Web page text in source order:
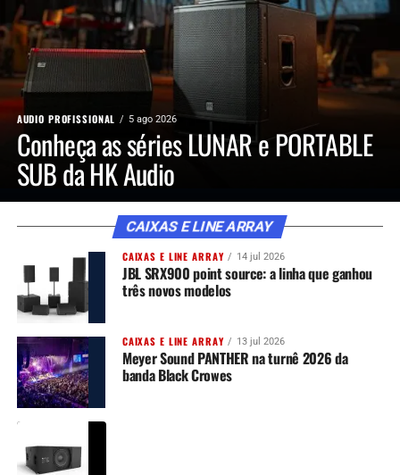
AUDIO PROFISSIONAL 5 ago 2026
Conheça as séries LUNAR e PORTABLE
SUB da HK Audio
CAIXAS E LINE ARRAY
CAIXAS E LINE ARRAY 14 jul 2026
JBL SRX900 point source: a linha que ganhou
três novos modelos
CAIXAS E LINE ARRAY 13 jul 2026
Meyer Sound PANTHER na turnê 2026 da
banda Black Crowes